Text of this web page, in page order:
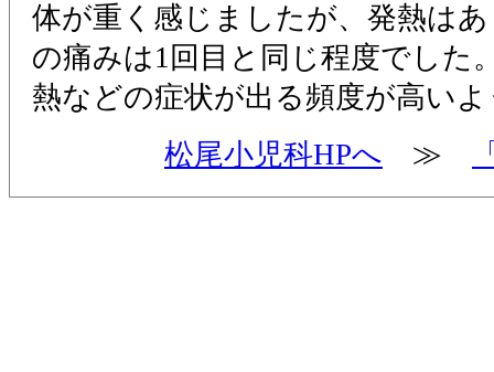
体が重く感じましたが、発熱は
の痛みは1回目と同じ程度でした
熱などの症状が出る頻度が高い
松尾小児科HPへ ≫